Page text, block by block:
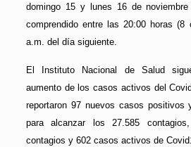
domingo 15 y lunes 16 de
comprendido entre las 20:00 horas
a.m. del día siguiente.
El Instituto Nacional de Salud
aumento de los casos activos del
reportaron 97 nuevos casos positivos
para alcanzar los 27.585
contagios y 602 casos activos de